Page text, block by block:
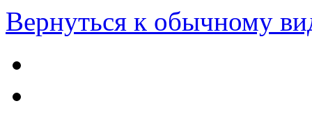
Вернуться к обычному